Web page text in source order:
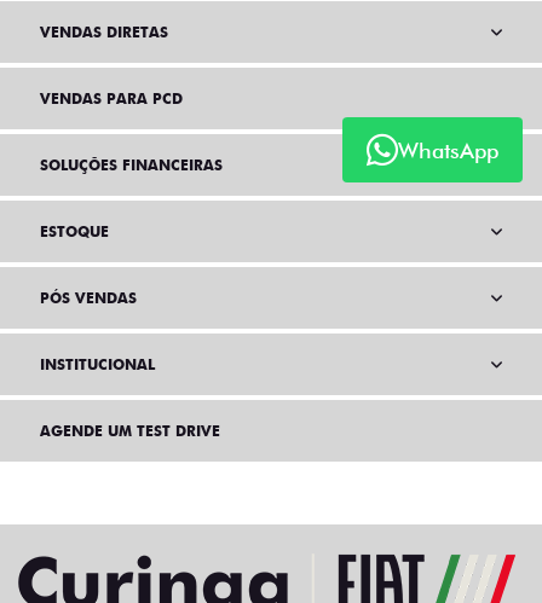
WhatsApp
VENDAS DIRETAS
VENDAS PARA PCD
SOLUÇÕES FINANCEIRAS
ESTOQUE
PÓS VENDAS
INSTITUCIONAL
AGENDE UM TEST DRIVE